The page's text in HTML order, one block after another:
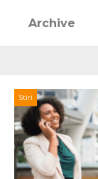
Archive
Stiri